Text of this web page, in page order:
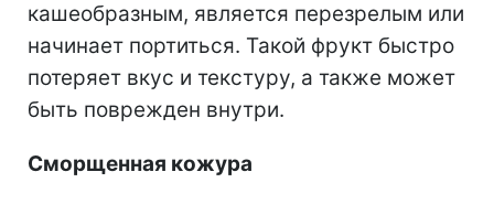
кашеобразным, является перезрелым или
начинает портиться. Такой фрукт быстро
потеряет вкус и текстуру, а также может
быть поврежден внутри.
Сморщенная кожура